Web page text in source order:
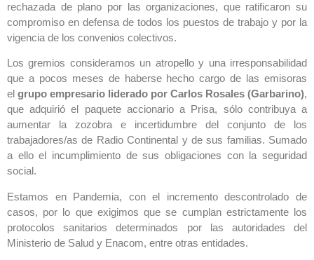
rechazada de plano por las organizaciones, que ratificaron su
compromiso en defensa de todos los puestos de trabajo y por la
vigencia de los convenios colectivos.
Los gremios consideramos un atropello y una irresponsabilidad
que a pocos meses de haberse hecho cargo de las emisoras
el grupo empresario liderado por Carlos Rosales (Garbarino),
que adquirió el paquete accionario a Prisa, sólo contribuya a
aumentar la zozobra e incertidumbre del conjunto de los
trabajadores/as de Radio Continental y de sus familias. Sumado
a ello el incumplimiento de sus obligaciones con la seguridad
social.
Estamos en Pandemia, con el incremento descontrolado de
casos, por lo que exigimos que se cumplan estrictamente los
protocolos sanitarios determinados por las autoridades del
Ministerio de Salud y Enacom, entre otras entidades.